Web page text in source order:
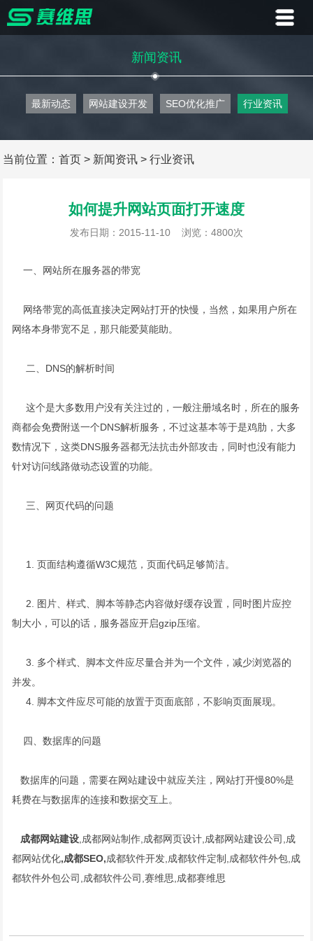
新闻资讯
最新动态 网站建设开发 SEO优化推广 行业资讯
当前位置：首页 > 新闻资讯 >行业资讯
如何提升网站页面打开速度
发布日期：2015-11-10 浏览：4800次
一、网站所在服务器的带宽
网络带宽的高低直接决定网站打开的快慢，当然，如果用户所在
网络本身带宽不足，那只能爱莫能助。
二、DNS的解析时间
这个是大多数用户没有关注过的，一般注册域名时，所在的服务
商都会免费附送一个DNS解析服务，不过这基本等于是鸡肋，大多
数情况下，这类DNS服务器都无法抗击外部攻击，同时也没有能力
针对访问线路做动态设置的功能。
三、网页代码的问题
1. 页面结构遵循W3C规范，页面代码足够简洁。
2. 图片、样式、脚本等静态内容做好缓存设置，同时图片应控
制大小，可以的话，服务器应开启gzip压缩。
3. 多个样式、脚本文件应尽量合并为一个文件，减少浏览器的
并发。
4. 脚本文件应尽可能的放置于页面底部，不影响页面展现。
四、数据库的问题
数据库的问题，需要在网站建设中就应关注，网站打开慢80%是
耗费在与数据库的连接和数据交互上。
成都网站建设 ,成都网站制作,成都网页设计,成都网站建设公司,成
都网站优化,成都SEO,成都软件开发,成都软件定制,成都软件外包,成
都软件外包公司,成都软件公司,赛维思,成都赛维思